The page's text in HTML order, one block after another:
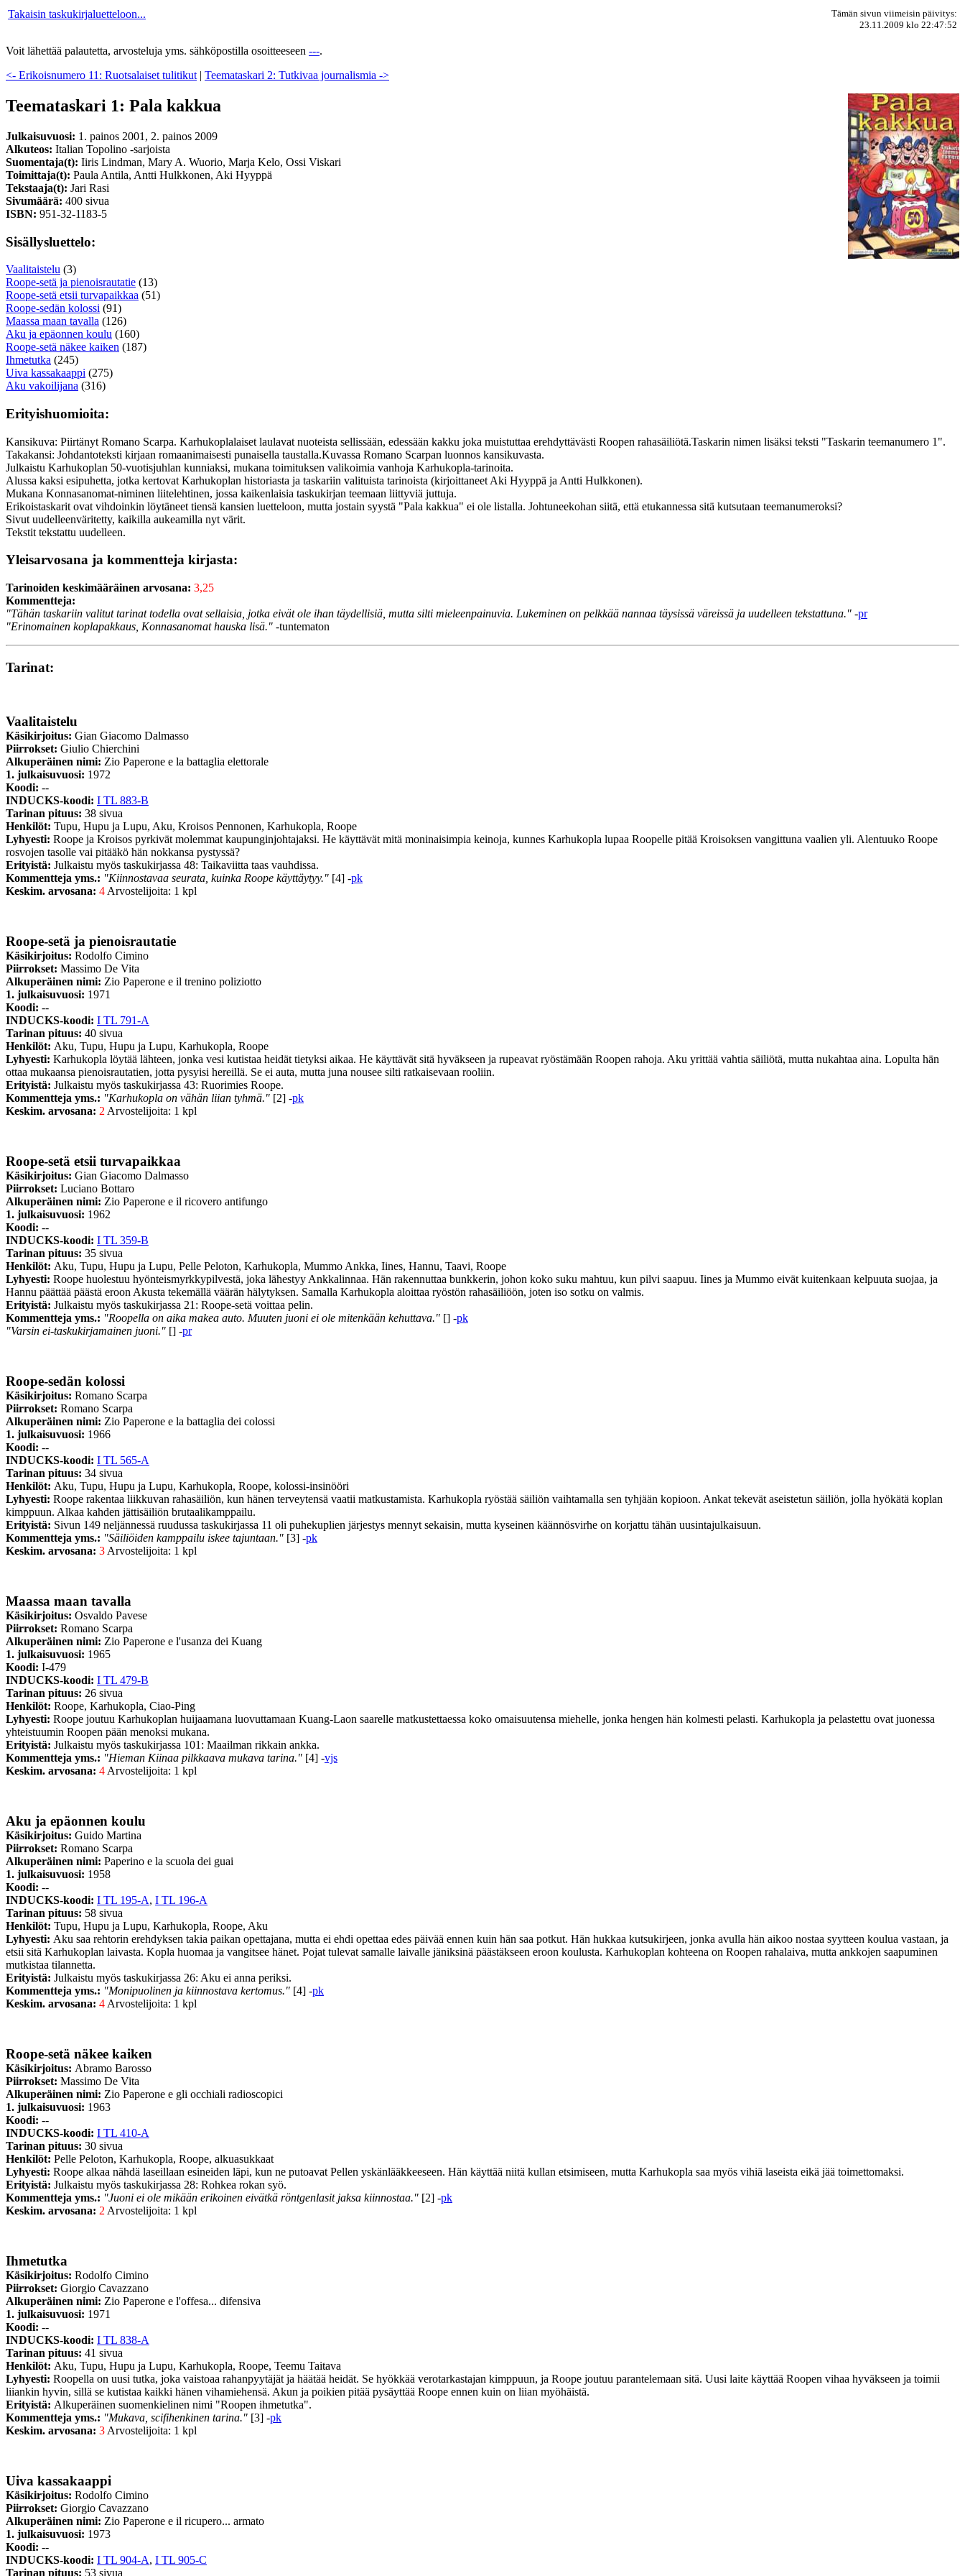
Takaisin taskukirjaluetteloon...
Tämän sivun viimeisin päivitys:
23.11.2009 klo 22:47:52
Voit lähettää palautetta, arvosteluja yms. sähköpostilla osoitteeseen ---.
<- Erikoisnumero 11: Ruotsalaiset tulitikut | Teemataskari 2: Tutkivaa journalismia ->
Teemataskari 1: Pala kakkua
Julkaisuvuosi: 1. painos 2001, 2. painos 2009
Alkuteos: Italian Topolino -sarjoista
Suomentaja(t): Iiris Lindman, Mary A. Wuorio, Marja Kelo, Ossi Viskari
Toimittaja(t): Paula Antila, Antti Hulkkonen, Aki Hyyppä
Tekstaaja(t): Jari Rasi
Sivumäärä: 400 sivua
ISBN: 951-32-1183-5
Sisällysluettelo:
Vaalitaistelu (3)
Roope-setä ja pienoisrautatie (13)
Roope-setä etsii turvapaikkaa (51)
Roope-sedän kolossi (91)
Maassa maan tavalla (126)
Aku ja epäonnen koulu (160)
Roope-setä näkee kaiken (187)
Ihmetutka (245)
Uiva kassakaappi (275)
Aku vakoilijana (316)
Erityishuomioita:
Kansikuva: Piirtänyt Romano Scarpa. Karhukoplalaiset laulavat nuoteista sellissään, edessään kakku joka muistuttaa erehdyttävästi Roopen rahasäiliötä.Taskarin nimen lisäksi teksti "Taskarin teemanumero 1".
Takakansi: Johdantoteksti kirjaan romaanimaisesti punaisella taustalla.Kuvassa Romano Scarpan luonnos kansikuvasta.
Julkaistu Karhukoplan 50-vuotisjuhlan kunniaksi, mukana toimituksen valikoimia vanhoja Karhukopla-tarinoita.
Alussa kaksi esipuhetta, jotka kertovat Karhukoplan historiasta ja taskariin valituista tarinoista (kirjoittaneet Aki Hyyppä ja Antti Hulkkonen).
Mukana Konnasanomat-niminen liitelehtinen, jossa kaikenlaisia taskukirjan teemaan liittyviä juttuja.
Erikoistaskarit ovat vihdoinkin löytäneet tiensä kansien luetteloon, mutta jostain syystä "Pala kakkua" ei ole listalla. Johtuneekohan siitä, että etukannessa sitä kutsutaan teemanumeroksi?
Sivut uudelleenväritetty, kaikilla aukeamilla nyt värit.
Tekstit tekstattu uudelleen.
Yleisarvosana ja kommentteja kirjasta:
Tarinoiden keskimääräinen arvosana: 3,25
Kommentteja:
"Tähän taskariin valitut tarinat todella ovat sellaisia, jotka eivät ole ihan täydellisiä, mutta silti mieleenpainuvia. Lukeminen on pelkkää nannaa täysissä väreissä ja uudelleen tekstattuna." -pr
"Erinomainen koplapakkaus, Konnasanomat hauska lisä." -tuntematon
Tarinat:
Vaalitaistelu
Käsikirjoitus: Gian Giacomo Dalmasso
Piirrokset: Giulio Chierchini
Alkuperäinen nimi: Zio Paperone e la battaglia elettorale
1. julkaisuvuosi: 1972
Koodi: --
INDUCKS-koodi: I TL 883-B
Tarinan pituus: 38 sivua
Henkilöt: Tupu, Hupu ja Lupu, Aku, Kroisos Pennonen, Karhukopla, Roope
Lyhyesti: Roope ja Kroisos pyrkivät molemmat kaupunginjohtajaksi. He käyttävät mitä moninaisimpia keinoja, kunnes Karhukopla lupaa Roopelle pitää Kroisoksen vangittuna vaalien yli. Alentuuko Roope
rosvojen tasolle vai pitääkö hän nokkansa pystyssä?
Erityistä: Julkaistu myös taskukirjassa 48: Taikaviitta taas vauhdissa.
Kommentteja yms.: "Kiinnostavaa seurata, kuinka Roope käyttäytyy." [4] -pk
Keskim. arvosana: 4 Arvostelijoita: 1 kpl
Roope-setä ja pienoisrautatie
Käsikirjoitus: Rodolfo Cimino
Piirrokset: Massimo De Vita
Alkuperäinen nimi: Zio Paperone e il trenino poliziotto
1. julkaisuvuosi: 1971
Koodi: --
INDUCKS-koodi: I TL 791-A
Tarinan pituus: 40 sivua
Henkilöt: Aku, Tupu, Hupu ja Lupu, Karhukopla, Roope
Lyhyesti: Karhukopla löytää lähteen, jonka vesi kutistaa heidät tietyksi aikaa. He käyttävät sitä hyväkseen ja rupeavat ryöstämään Roopen rahoja. Aku yrittää vahtia säiliötä, mutta nukahtaa aina. Lopulta hän
ottaa mukaansa pienoisrautatien, jotta pysyisi hereillä. Se ei auta, mutta juna nousee silti ratkaisevaan rooliin.
Erityistä: Julkaistu myös taskukirjassa 43: Ruorimies Roope.
Kommentteja yms.: "Karhukopla on vähän liian tyhmä." [2] -pk
Keskim. arvosana: 2 Arvostelijoita: 1 kpl
Roope-setä etsii turvapaikkaa
Käsikirjoitus: Gian Giacomo Dalmasso
Piirrokset: Luciano Bottaro
Alkuperäinen nimi: Zio Paperone e il ricovero antifungo
1. julkaisuvuosi: 1962
Koodi: --
INDUCKS-koodi: I TL 359-B
Tarinan pituus: 35 sivua
Henkilöt: Aku, Tupu, Hupu ja Lupu, Pelle Peloton, Karhukopla, Mummo Ankka, Iines, Hannu, Taavi, Roope
Lyhyesti: Roope huolestuu hyönteismyrkkypilvestä, joka lähestyy Ankkalinnaa. Hän rakennuttaa bunkkerin, johon koko suku mahtuu, kun pilvi saapuu. Iines ja Mummo eivät kuitenkaan kelpuuta suojaa, ja
Hannu päättää päästä eroon Akusta tekemällä väärän hälytyksen. Samalla Karhukopla aloittaa ryöstön rahasäiliöön, joten iso sotku on valmis.
Erityistä: Julkaistu myös taskukirjassa 21: Roope-setä voittaa pelin.
Kommentteja yms.: "Roopella on aika makea auto. Muuten juoni ei ole mitenkään kehuttava." [] -pk
"Varsin ei-taskukirjamainen juoni." [] -pr
Roope-sedän kolossi
Käsikirjoitus: Romano Scarpa
Piirrokset: Romano Scarpa
Alkuperäinen nimi: Zio Paperone e la battaglia dei colossi
1. julkaisuvuosi: 1966
Koodi: --
INDUCKS-koodi: I TL 565-A
Tarinan pituus: 34 sivua
Henkilöt: Aku, Tupu, Hupu ja Lupu, Karhukopla, Roope, kolossi-insinööri
Lyhyesti: Roope rakentaa liikkuvan rahasäiliön, kun hänen terveytensä vaatii matkustamista. Karhukopla ryöstää säiliön vaihtamalla sen tyhjään kopioon. Ankat tekevät aseistetun säiliön, jolla hyökätä koplan
kimppuun. Alkaa kahden jättisäiliön brutaalikamppailu.
Erityistä: Sivun 149 neljännessä ruudussa taskukirjassa 11 oli puhekuplien järjestys mennyt sekaisin, mutta kyseinen käännösvirhe on korjattu tähän uusintajulkaisuun.
Kommentteja yms.: "Säiliöiden kamppailu iskee tajuntaan." [3] -pk
Keskim. arvosana: 3 Arvostelijoita: 1 kpl
Maassa maan tavalla
Käsikirjoitus: Osvaldo Pavese
Piirrokset: Romano Scarpa
Alkuperäinen nimi: Zio Paperone e l'usanza dei Kuang
1. julkaisuvuosi: 1965
Koodi: I-479
INDUCKS-koodi: I TL 479-B
Tarinan pituus: 26 sivua
Henkilöt: Roope, Karhukopla, Ciao-Ping
Lyhyesti: Roope joutuu Karhukoplan huijaamana luovuttamaan Kuang-Laon saarelle matkustettaessa koko omaisuutensa miehelle, jonka hengen hän kolmesti pelasti. Karhukopla ja pelastettu ovat juonessa
yhteistuumin Roopen pään menoksi mukana.
Erityistä: Julkaistu myös taskukirjassa 101: Maailman rikkain ankka.
Kommentteja yms.: "Hieman Kiinaa pilkkaava mukava tarina." [4] -vjs
Keskim. arvosana: 4 Arvostelijoita: 1 kpl
Aku ja epäonnen koulu
Käsikirjoitus: Guido Martina
Piirrokset: Romano Scarpa
Alkuperäinen nimi: Paperino e la scuola dei guai
1. julkaisuvuosi: 1958
Koodi: --
INDUCKS-koodi: I TL 195-A, I TL 196-A
Tarinan pituus: 58 sivua
Henkilöt: Tupu, Hupu ja Lupu, Karhukopla, Roope, Aku
Lyhyesti: Aku saa rehtorin erehdyksen takia paikan opettajana, mutta ei ehdi opettaa edes päivää ennen kuin hän saa potkut. Hän hukkaa kutsukirjeen, jonka avulla hän aikoo nostaa syytteen koulua vastaan, ja
etsii sitä Karhukoplan laivasta. Kopla huomaa ja vangitsee hänet. Pojat tulevat samalle laivalle jäniksinä päästäkseen eroon koulusta. Karhukoplan kohteena on Roopen rahalaiva, mutta ankkojen saapuminen
mutkistaa tilannetta.
Erityistä: Julkaistu myös taskukirjassa 26: Aku ei anna periksi.
Kommentteja yms.: "Monipuolinen ja kiinnostava kertomus." [4] -pk
Keskim. arvosana: 4 Arvostelijoita: 1 kpl
Roope-setä näkee kaiken
Käsikirjoitus: Abramo Barosso
Piirrokset: Massimo De Vita
Alkuperäinen nimi: Zio Paperone e gli occhiali radioscopici
1. julkaisuvuosi: 1963
Koodi: --
INDUCKS-koodi: I TL 410-A
Tarinan pituus: 30 sivua
Henkilöt: Pelle Peloton, Karhukopla, Roope, alkuasukkaat
Lyhyesti: Roope alkaa nähdä laseillaan esineiden läpi, kun ne putoavat Pellen yskänlääkkeeseen. Hän käyttää niitä kullan etsimiseen, mutta Karhukopla saa myös vihiä laseista eikä jää toimettomaksi.
Erityistä: Julkaistu myös taskukirjassa 28: Rohkea rokan syö.
Kommentteja yms.: "Juoni ei ole mikään erikoinen eivätkä röntgenlasit jaksa kiinnostaa." [2] -pk
Keskim. arvosana: 2 Arvostelijoita: 1 kpl
Ihmetutka
Käsikirjoitus: Rodolfo Cimino
Piirrokset: Giorgio Cavazzano
Alkuperäinen nimi: Zio Paperone e l'offesa... difensiva
1. julkaisuvuosi: 1971
Koodi: --
INDUCKS-koodi: I TL 838-A
Tarinan pituus: 41 sivua
Henkilöt: Aku, Tupu, Hupu ja Lupu, Karhukopla, Roope, Teemu Taitava
Lyhyesti: Roopella on uusi tutka, joka vaistoaa rahanpyytäjät ja häätää heidät. Se hyökkää verotarkastajan kimppuun, ja Roope joutuu parantelemaan sitä. Uusi laite käyttää Roopen vihaa hyväkseen ja toimii
liiankin hyvin, sillä se kutistaa kaikki hänen vihamiehensä. Akun ja poikien pitää pysäyttää Roope ennen kuin on liian myöhäistä.
Erityistä: Alkuperäinen suomenkielinen nimi "Roopen ihmetutka".
Kommentteja yms.: "Mukava, scifihenkinen tarina." [3] -pk
Keskim. arvosana: 3 Arvostelijoita: 1 kpl
Uiva kassakaappi
Käsikirjoitus: Rodolfo Cimino
Piirrokset: Giorgio Cavazzano
Alkuperäinen nimi: Zio Paperone e il ricupero... armato
1. julkaisuvuosi: 1973
Koodi: --
INDUCKS-koodi: I TL 904-A, I TL 905-C
Tarinan pituus: 53 sivua